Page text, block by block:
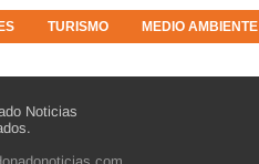
TURISMO MEDIO AMBIENTE
Noticias